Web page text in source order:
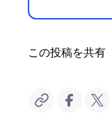
この投稿を共有